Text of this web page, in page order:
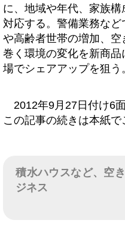
に、地域や年代、家族
対応する。警備業務な
や高齢者世帯の増加、
巻く環境の変化を新商
場でシェアアップを狙う
2012年9月27日付け6
この記事の続きは本紙
積水ハウスなど、空
ジネス